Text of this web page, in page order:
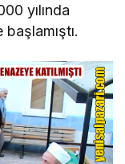
yılında